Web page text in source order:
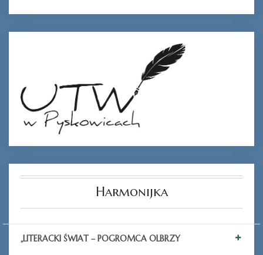
Harmonijka
„LITERACKI ŚWIAT – POGROMCA OLBRZY